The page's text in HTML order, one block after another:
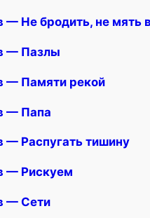
— Не бродить, не мять
— Пазлы
— Памяти рекой
— Папа
— Распугать тишину
— Рискуем
— Сети